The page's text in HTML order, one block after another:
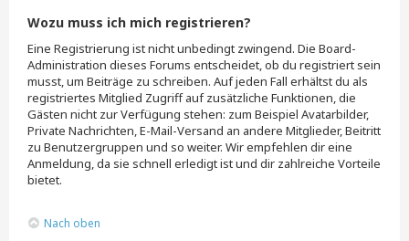
Wozu muss ich mich registrieren?
Eine Registrierung ist nicht unbedingt zwingend. Die Board-
Administration dieses Forums entscheidet, ob du registriert sein
musst, um Beiträge zu schreiben. Auf jeden Fall erhältst du als
registriertes Mitglied Zugriff auf zusätzliche Funktionen, die
Gästen nicht zur Verfügung stehen: zum Beispiel Avatarbilder,
Private Nachrichten, E-Mail-Versand an andere Mitglieder, Beitritt
zu Benutzergruppen und so weiter. Wir empfehlen dir eine
Anmeldung, da sie schnell erledigt ist und dir zahlreiche Vorteile
bietet.
Nach oben